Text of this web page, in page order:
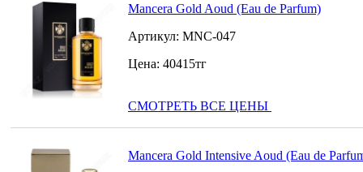
Mancera Gold Aoud (Eau de Parfum)
Артикул: MNC-047
Цена: 40415тг
СМОТРЕТЬ ВСЕ ЦЕНЫ
Mancera Gold Intensive Aoud (Eau de